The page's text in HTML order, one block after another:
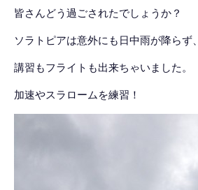
皆さんどう過ごされたでしょうか？
ソラトピアは意外にも日中雨が降らず、
講習もフライトも出来ちゃいました。
加速やスラロームを練習！